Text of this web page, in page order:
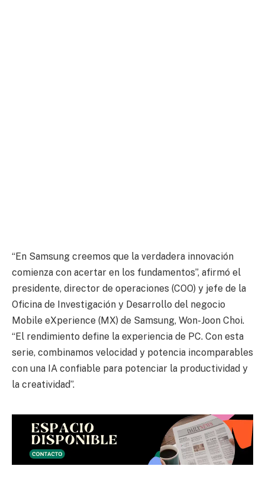
“En Samsung creemos que la verdadera innovación
comienza con acertar en los fundamentos”, afirmó el
presidente, director de operaciones (COO) y jefe de la
Oficina de Investigación y Desarrollo del negocio
Mobile eXperience (MX) de Samsung, Won-Joon Choi.
“El rendimiento define la experiencia de PC. Con esta
serie, combinamos velocidad y potencia incomparables
con una IA confiable para potenciar la productividad y
la creatividad”.